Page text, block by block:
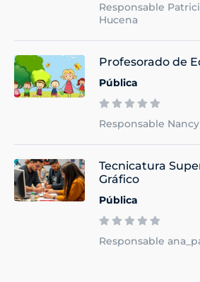
Responsable
Hucena
Profesorado de
Pública
Responsable
Tecnicatura
Gráfico
Pública
Responsable